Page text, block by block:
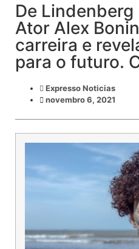
De
Ator Alex
carreira e
para o futuro.
Expresso Noticias
novembro 6, 2021